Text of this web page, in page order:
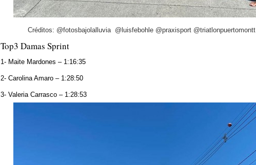
Créditos: @fotosbajolalluvia @luisfebohle @praxisport @triatlonpuertomontt
Top3 Damas Sprint
1- Maite Mardones – 1:16:35
2- Carolina Amaro – 1:28:50
3- Valeria Carrasco – 1:28:53